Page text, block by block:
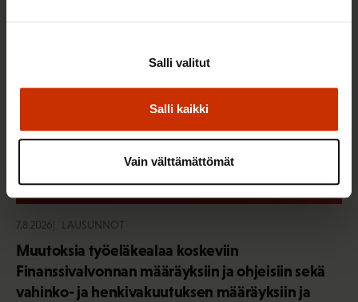
Salli kaikki
Salli valitut
Vain välttämättömät
7.8.2026 LAUSUNNOT
Muutoksia työeläkealaa koskeviin
Finanssivalvonnan määräyksiin ja ohjeisiin sekä
vahinko- ja henkivakuutuksen määräyksiin ja